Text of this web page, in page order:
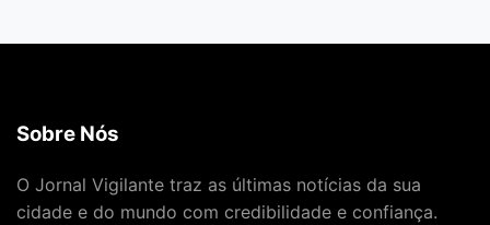
Sobre Nós
O Jornal Vigilante traz as últimas notícias da sua
cidade e do mundo com credibilidade e confiança.